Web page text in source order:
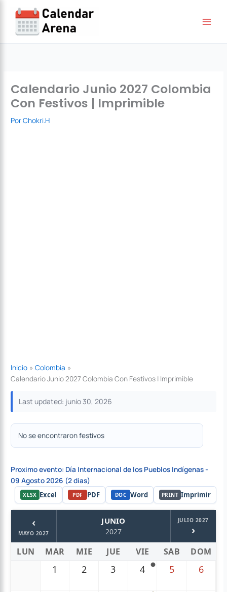
contenido
Calendario Junio 2027 Colombia
Con Festivos | Imprimible
PorChokri.H
Inicio
Colombia
Calendario Junio 2027 Colombia Con Festivos | Imprimible
Last updated: junio 30, 2026
No se encontraron festivos
Proximo evento: Día Internacional de los Pueblos Indígenas -
09 Agosto 2026 (2 dias)
XLSX Excel PDF PDF DOC Word PRINT Imprimir
‹
MAYO 2027
JUNIO
2027
JULIO 2027
›
LUN MAR MIE JUE VIE SAB DOM
1 2 3 4 5 6